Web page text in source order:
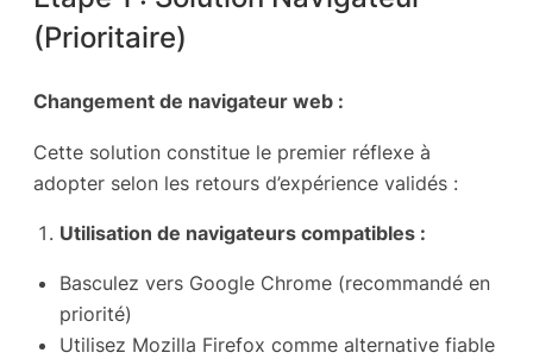
(Prioritaire)
Changement de navigateur web :
Cette solution constitue le premier réflexe à
adopter selon les retours d’expérience validés :
Utilisation de navigateurs compatibles :
Basculez vers Google Chrome (recommandé en
priorité)
Utilisez Mozilla Firefox comme alternative fiable